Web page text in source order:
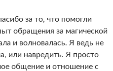
за то, что помогли
обращения за магической
и волновалась. Я ведь не
или навредить. Я просто
общение и отношение с